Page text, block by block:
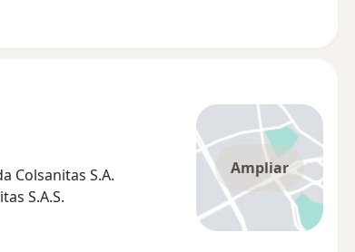
Ampliar
Colsanitas S.A.
S.A.S.